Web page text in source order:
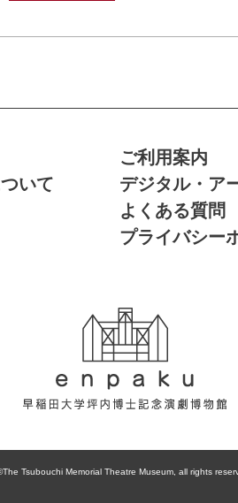
ご利用案内
いて
デジタル・ア
よくある質問
プライバシー
大学坪内博士記
念演劇博物館
Tsubouchi Memorial Theatre Museum, all rights